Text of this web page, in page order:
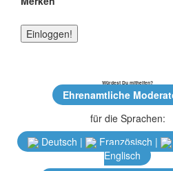
Würdest Du mithelfen?
Ehrenamtliche
für die Sprachen:
Deutsch |
Französisch |
Englisch